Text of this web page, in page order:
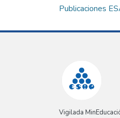
Publicaciones
Vigilada